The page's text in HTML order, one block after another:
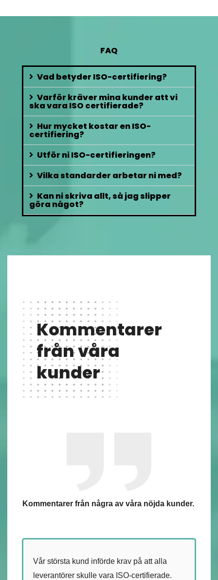
FAQ
Vad betyder ISO-certifiering?
Varför kräver mina kunder att vi
ska vara ISO certifierade?
Hur mycket kostar en ISO-
certifiering?
Utför ni ISO-certifieringen?
Vilka standarder arbetar ni med?
Kan ni skriva allt, så jag slipper
göra något?
Kommentarer
från våra
kunder
Kommentarer från några av våra nöjda kunder.
Vår största kund införde krav på att alla
leverantörer skulle vara ISO-certifierade.